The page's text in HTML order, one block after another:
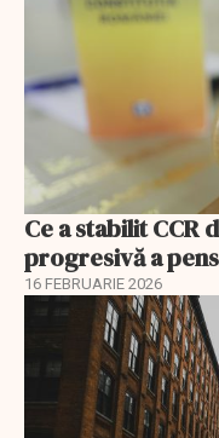
Ce a stabilit CCR
progresivă a
16 FEBRUARIE 2026